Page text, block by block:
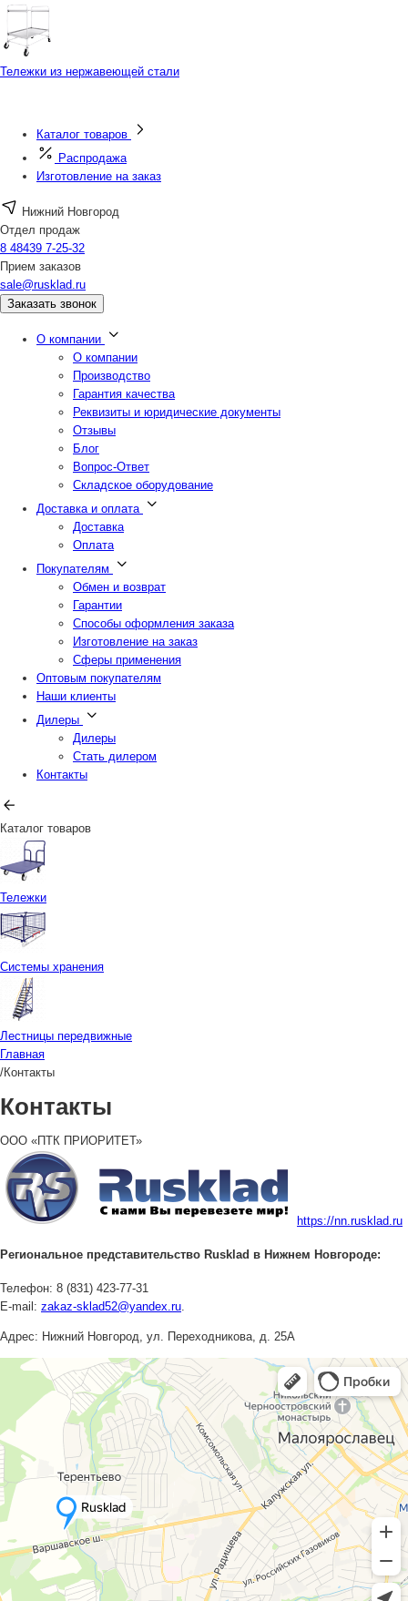
Тележки из нержавеющей стали
Каталог товаров
Распродажа
Изготовление на заказ
Нижний Новгород
Отдел продаж
8 48439 7-25-32
Прием заказов
sale@rusklad.ru
Заказать звонок
О компании
О компании
Производство
Гарантия качества
Реквизиты и юридические документы
Отзывы
Блог
Вопрос-Ответ
Складское оборудование
Доставка и оплата
Доставка
Оплата
Покупателям
Обмен и возврат
Гарантии
Способы оформления заказа
Изготовление на заказ
Сферы применения
Оптовым покупателям
Наши клиенты
Дилеры
Дилеры
Стать дилером
Контакты
Каталог товаров
Тележки
Системы хранения
Лестницы передвижные
Главная
/Контакты
Контакты
ООО «ПТК ПРИОРИТЕТ»
https://nn.rusklad.ru
Региональное представительство Rusklad в Нижнем Новгороде:
Телефон: 8 (831) 423-77-31
E-mail: zakaz-sklad52@yandex.ru.
Адрес: Нижний Новгород, ул. Переходникова, д. 25А